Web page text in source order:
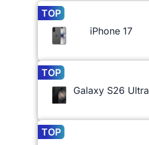
TOP
iPhone 17
TOP
Galaxy S26 Ultra
TOP